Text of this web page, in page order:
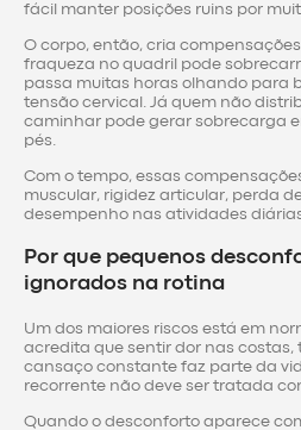
fácil manter posições ruins por
O corpo, então, cria
fraqueza no quadril pode
passa muitas horas olhando para
tensão cervical. Já quem não
caminhar pode gerar sobrecarga
pés.
Com o tempo, essas
muscular, rigidez articular, perda
desempenho nas atividades
Por que pequenos
ignorados na rotina
Um dos maiores riscos está em
acredita que sentir dor nas costas,
cansaço constante faz parte da
recorrente não deve ser tratada
Quando o desconforto aparece